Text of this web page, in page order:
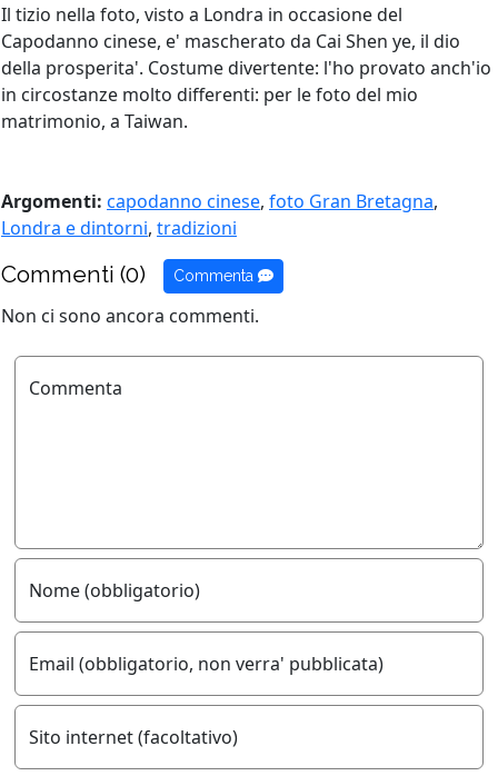
Il tizio nella foto, visto a Londra in occasione del
Capodanno cinese, e' mascherato da Cai Shen ye, il dio
della prosperita'. Costume divertente: l'ho provato anch'io
in circostanze molto differenti: per le foto del mio
matrimonio, a Taiwan.
Argomenti: capodanno cinese, foto Gran Bretagna,
Londra e dintorni, tradizioni
Commenti (0) Commenta
Non ci sono ancora commenti.
Commenta
Nome (obbligatorio)
Email (obbligatorio, non verra' pubblicata)
Sito internet (facoltativo)